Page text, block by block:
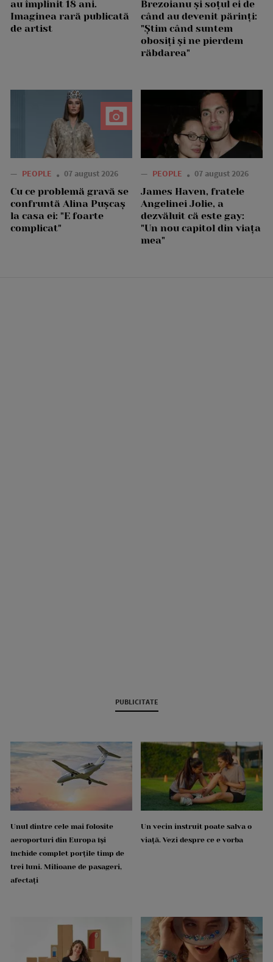
au împlinit 18 ani.
Imaginea rară publicată
de artist
Brezoianu și soțul ei de
când au devenit părinți:
"Știm când suntem
obosiți și ne pierdem
răbdarea"
— PEOPLE 07 august 2026
Cu ce problemă gravă se
confruntă Alina Pușcaș
la casa ei: "E foarte
complicat"
— PEOPLE 07 august 2026
James Haven, fratele
Angelinei Jolie, a
dezvăluit că este gay:
"Un nou capitol din viața
mea"
PUBLICITATE
Unul dintre cele mai folosite
aeroporturi din Europa își
închide complet porțile timp de
trei luni. Milioane de pasageri,
afectați
Un vecin instruit poate salva o
viață. Vezi despre ce e vorba